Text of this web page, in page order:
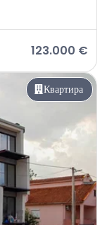
123.000 €
Квартира